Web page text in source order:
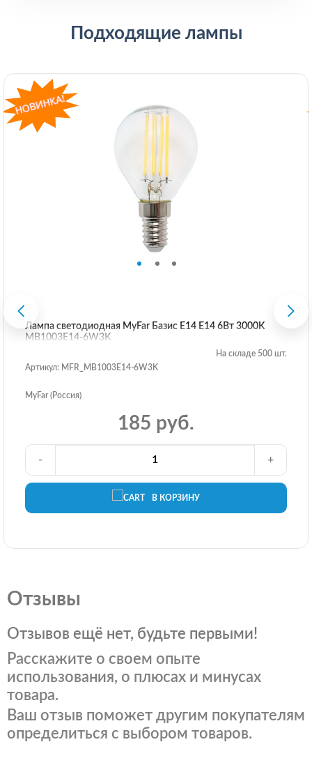
Подходящие лампы
Лампа светодиодная MyFar Базис E14 E14 6Вт 3000K
MB1003E14-6W3K
На складе 500 шт.
Артикул: MFR_MB1003E14-6W3K
MyFar (Россия)
185 руб.
В КОРЗИНУ
- +
Отзывы
Отзывов ещё нет, будьте первыми!
Расскажите о своем опыте
использования, о плюсах и минусах
товара.
Ваш отзыв поможет другим покупателям
определиться с выбором товаров.